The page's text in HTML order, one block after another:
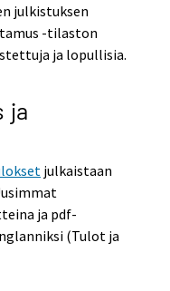
julkistuksen
-tilaston
ja lopullisia.
ja
julkaistaan
ja pdf-
(Tulot ja